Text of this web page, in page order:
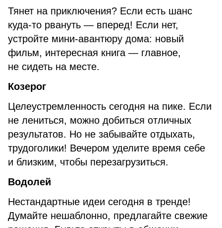
Тянет на приключения? Если есть шанс
куда-то рвануть — вперед! Если нет,
устройте мини-авантюру дома: новый
фильм, интересная книга — главное,
не сидеть на месте.
Козерог
Целеустремленность сегодня на пике. Если
не лениться, можно добиться отличных
результатов. Но не забывайте отдыхать,
трудоголики! Вечером уделите время себе
и близким, чтобы перезагрузиться.
Водолей
Нестандартные идеи сегодня в тренде!
Думайте нешаблонно, предлагайте свежие